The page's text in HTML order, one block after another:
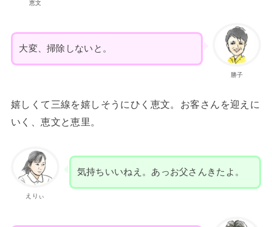
恵文
勝子
大変、掃除しないと。
嬉しくて三線を嬉しそうにひく恵文。お客さんを迎えに
いく、恵文と恵里。
えりぃ
気持ちいいねえ。あっお父さんきたよ。